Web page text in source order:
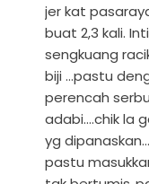
jer kat
buat 2,3 kali.
sengkuang
biji ...pastu
perencah
adabi....chik la
yg
pastu